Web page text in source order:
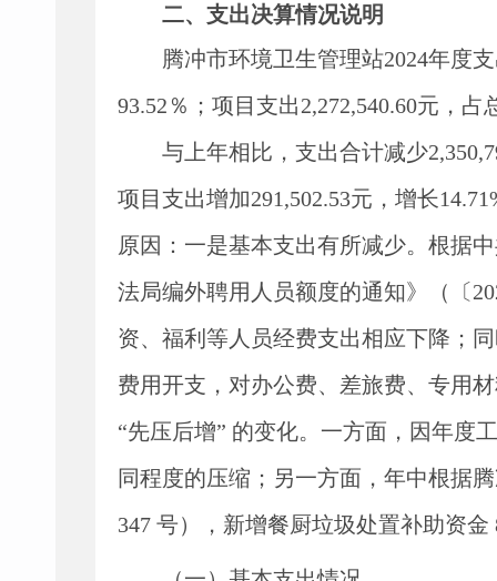
二、支出决算情况说明
腾冲市环境卫生管理站2024年度
93.52 ％；项目支出2,272,540.60元 ，占
与上年相比，支出合计减少2,350,
项目支出增加291 ,502.53元，增长14.71
原因：一是基本支出有所减少。根据
法局编外聘用人员额度的通知》（〔
资、福利等人员经费支出相应下降；
费用开支，对办公费、差旅费、专用
“先压后增” 的变化。一方面，因年度
同程度的压缩；另一方面，年中根据
347 号），新增餐厨垃圾处置补助资金